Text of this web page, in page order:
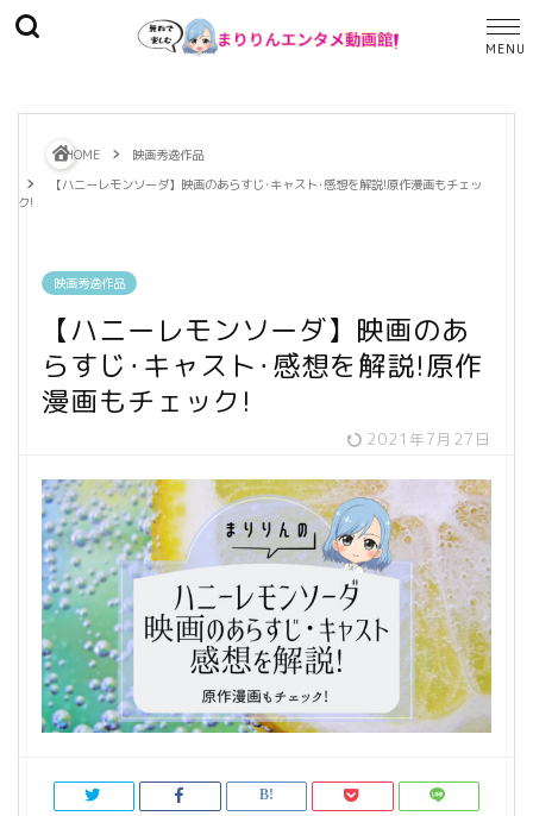
HOME
映画秀逸作品
【ハニーレモンソーダ】映画のあらすじ･キャスト･感想を解説!原作漫画もチェッ
ク!
映画秀逸作品
【ハニーレモンソーダ】映画のあ
らすじ･キャスト･感想を解説!原作
漫画もチェック!
2021年7月27日